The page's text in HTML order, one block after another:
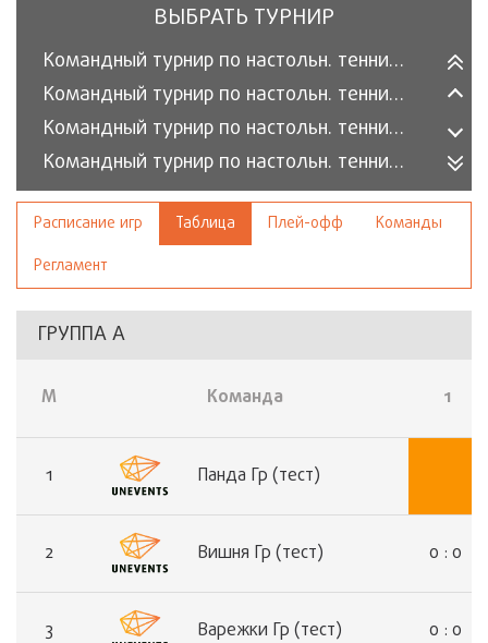
ВЫБРАТЬ ТУРНИР
Командный турнир по настольн. теннису 2026/1 (Премьер)
Командный турнир по настольн. теннису 2026/1 (Классик)
Командный турнир по настольн. теннису 2025/2 (Премьер)
Командный турнир по настольн. теннису 2025/2 (Классик)
Турнир компаний ТЭК 2025
Командный турнир по настольн. теннису 2025/1 (Классик)
Расписание игр Таблица Плей-офф
Команды
Регламент
ГРУППА А
М Команда 1
1 Панда Гр (тест)
2 Вишня Гр (тест) 0 : 0
3 Варежки Гр (тест) 0 : 0